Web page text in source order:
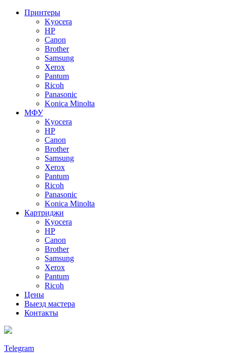
Принтеры
Kyocera
HP
Canon
Brother
Samsung
Xerox
Pantum
Ricoh
Panasonic
Konica Minolta
МФУ
Kyocera
HP
Canon
Brother
Samsung
Xerox
Pantum
Ricoh
Panasonic
Konica Minolta
Картриджи
Kyocera
HP
Canon
Brother
Samsung
Xerox
Pantum
Ricoh
Цены
Выезд мастера
Контакты
Telegram